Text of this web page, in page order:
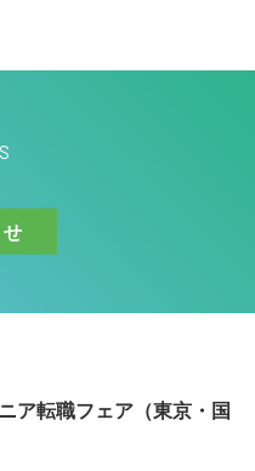
ア転職フェア（東京・国